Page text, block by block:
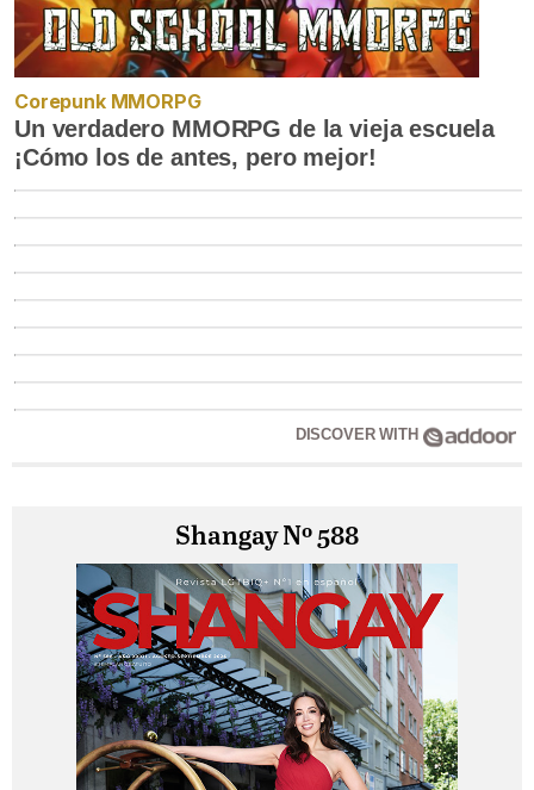
Corepunk MMORPG
Un verdadero MMORPG de la vieja escuela
¡Cómo los de antes, pero mejor!
DISCOVER WITH
Shangay Nº 588